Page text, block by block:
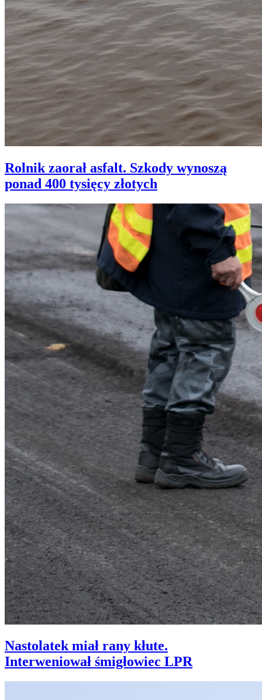
Rolnik zaorał asfalt. Szkody wynoszą
ponad 400 tysięcy złotych
Nastolatek miał rany kłute.
Interweniował śmigłowiec LPR